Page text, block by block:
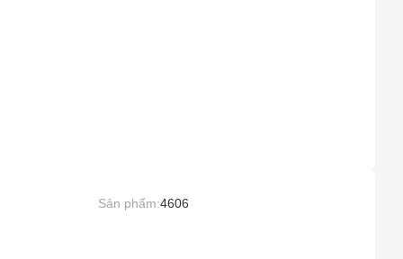
Sản phẩm:4606